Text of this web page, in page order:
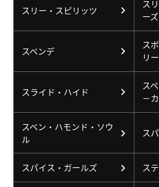
スリー・スピリッツ
ス
ーズ
スベンデ
ス
リー
スライド・ハイド
ス
－
スベン・ハモンド・ソウ
ル
ス
スパイス・ガールズ ス